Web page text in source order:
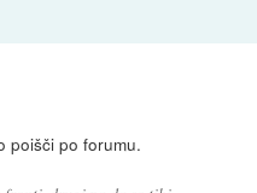
poišči po forumu.